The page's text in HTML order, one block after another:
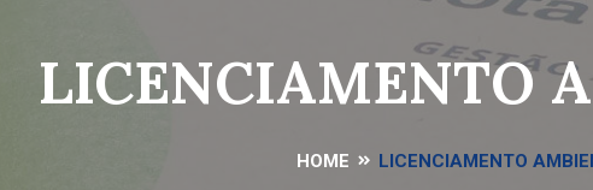
LICENCIAMENTO
HOME LICENCIAMENTO